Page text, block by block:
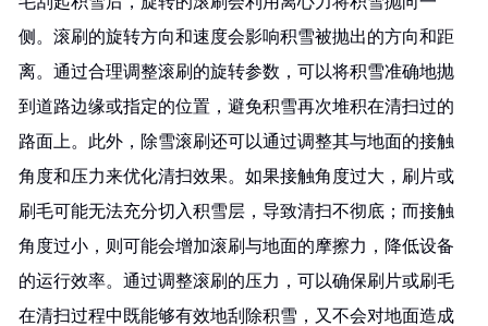
侧。滚刷的旋转方向和速度会影响积雪被抛出的方向和距
离。通过合理调整滚刷的旋转参数，可以将积雪准确地抛
到道路边缘或指定的位置，避免积雪再次堆积在清扫过的
路面上。此外，除雪滚刷还可以通过调整其与地面的接触
角度和压力来优化清扫效果。如果接触角度过大，刷片或
刷毛可能无法充分切入积雪层，导致清扫不彻底；而接触
角度过小，则可能会增加滚刷与地面的摩擦力，降低设备
的运行效率。通过调整滚刷的压力，可以确保刷片或刷毛
在清扫过程中既能够有效地刮除积雪，又不会对地面造成